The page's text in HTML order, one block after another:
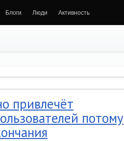
Блоги Люди Активность
привлечёт
потому